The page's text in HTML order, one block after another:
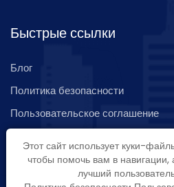
Быстрые ссылки
Блог
Политика безопасности
Пользовательское соглашение
Обратная связь
Этот сайт использует куки-
чтобы помочь вам в навигации,
лучший